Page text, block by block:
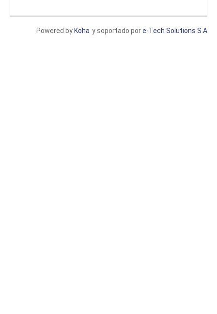
y soportado pore-Tech Solutions S.A
Powered by Koha